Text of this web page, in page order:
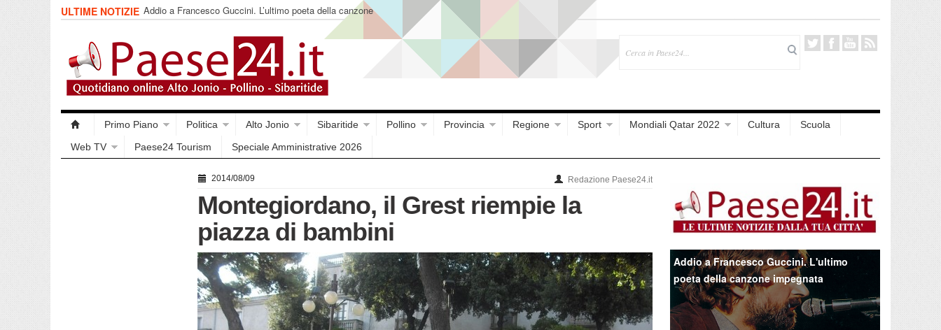
ULTIME NOTIZIE Addio a Francesco Guccini. L’ultimo poeta della canzone
impegnata
Primo Piano Politica Alto Jonio Sibaritide Pollino Provincia Regione Sport Mondiali Qatar 2022 Cultura
Scuola
Web TV
Paese24 Tourism Speciale Amministrative 2026
2014/08/09 Redazione Paese24.it
Montegiordano, il Grest riempie la
piazza di bambini
Addio a Francesco Guccini. L'ultimo
poeta della canzone impegnata